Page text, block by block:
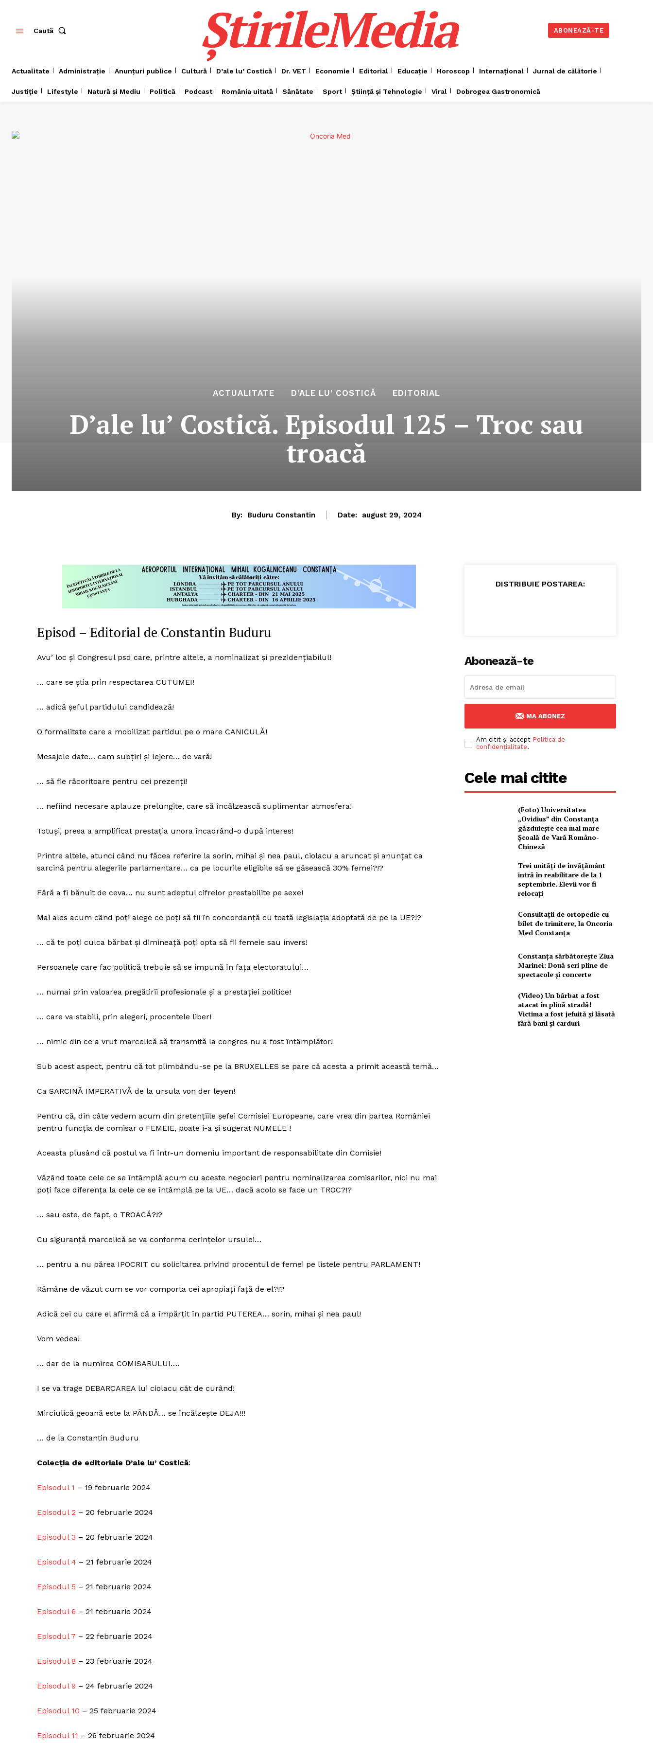
Pentru și mai mult
StirileMedia.ro
Despre noi
Politica de Confidențialitate
Caută ȘtirileMedia ABONEAZĂ-TE
Actualitate Administrație Anunțuri publice Cultură D’ale lu’ Costică Dr. VET Economie Editorial Educație Horoscop Internațional Jurnal de cǎlǎtorie
Justiție Lifestyle Natură și Mediu Politică Podcast România uitată Sănătate Sport Știință și Tehnologie Viral Dobrogea Gastronomică
ACTUALITATE D'ALE LU' COSTICĂ EDITORIAL
D’ale lu’ Costică. Episodul 125 – Troc sau
troacă
By: Buduru Constantin Date: august 29, 2024
Episod – Editorial de Constantin Buduru
Avu’ loc și Congresul psd care, printre altele, a nominalizat și prezidențiabilul!
… care se știa prin respectarea CUTUMEI!
… adică șeful partidului candidează!
O formalitate care a mobilizat partidul pe o mare CANICULĂ!
Mesajele date… cam subțiri și lejere… de vară!
… să fie răcoritoare pentru cei prezenți!
… nefiind necesare aplauze prelungite, care să încălzească suplimentar atmosfera!
Totuși, presa a amplificat prestația unora încadrând-o după interes!
Printre altele, atunci când nu făcea referire la sorin, mihai și nea paul, ciolacu a aruncat și anunțat ca
sarcină pentru alegerile parlamentare… ca pe locurile eligibile să se găsească 30% femei?!?
Fără a fi bănuit de ceva… nu sunt adeptul cifrelor prestabilite pe sexe!
Mai ales acum când poți alege ce poți să fii în concordanță cu toată legislația adoptată de pe la UE?!?
… că te poți culca bărbat și dimineață poți opta să fii femeie sau invers!
Persoanele care fac politică trebuie să se impună în fața electoratului…
… numai prin valoarea pregătirii profesionale și a prestației politice!
… care va stabili, prin alegeri, procentele liber!
… nimic din ce a vrut marcelică să transmită la congres nu a fost întâmplător!
Sub acest aspect, pentru că tot plimbându-se pe la BRUXELLES se pare că acesta a primit această temă…
Ca SARCINĂ IMPERATIVĂ de la ursula von der leyen!
Pentru că, din câte vedem acum din pretențiile șefei Comisiei Europeane, care vrea din partea României
pentru funcția de comisar o FEMEIE, poate i-a și sugerat NUMELE !
Aceasta plusând că postul va fi într-un domeniu important de responsabilitate din Comisie!
Văzând toate cele ce se întâmplă acum cu aceste negocieri pentru nominalizarea comisarilor, nici nu mai
poți face diferența la cele ce se întâmplă pe la UE… dacă acolo se face un TROC?!?
… sau este, de fapt, o TROACĂ?!?
Cu siguranță marcelică se va conforma cerințelor ursulei…
… pentru a nu părea IPOCRIT cu solicitarea privind procentul de femei pe listele pentru PARLAMENT!
Rămâne de văzut cum se vor comporta cei apropiați față de el?!?
Adică cei cu care el afirmă că a împărțit în partid PUTEREA… sorin, mihai și nea paul!
Vom vedea!
… dar de la numirea COMISARULUI….
I se va trage DEBARCAREA lui ciolacu cât de curând!
Mirciulică geoană este la PÂNDĂ… se încălzește DEJA!!!
… de la Constantin Buduru
Colecția de editoriale D’ale lu’ Costică:
Episodul 1 – 19 februarie 2024
Episodul 2 – 20 februarie 2024
Episodul 3 – 20 februarie 2024
Episodul 4 – 21 februarie 2024
Episodul 5 – 21 februarie 2024
Episodul 6 – 21 februarie 2024
Episodul 7 – 22 februarie 2024
Episodul 8 – 23 februarie 2024
Episodul 9 – 24 februarie 2024
Episodul 10 – 25 februarie 2024
Episodul 11 – 26 februarie 2024
DISTRIBUIE POSTAREA:
Abonează-te
MA ABONEZ
Am citit și accept Politica de
confidențialitate.
Cele mai citite
(Foto) Universitatea
„Ovidius” din Constanța
găzduiește cea mai mare
Școală de Vară Româno-
Chineză
Trei unități de învățământ
intră în reabilitare de la 1
septembrie. Elevii vor fi
relocați
Consultații de ortopedie cu
bilet de trimitere, la Oncoria
Med Constanța
Constanța sărbătorește Ziua
Marinei: Două seri pline de
spectacole și concerte
(Video) Un bărbat a fost
atacat în plină stradă!
Victima a fost jefuită și lăsată
fără bani și carduri